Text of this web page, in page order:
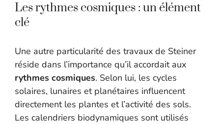
Les rythmes cosmiques : un élément
clé
Une autre particularité des travaux de Steiner
réside dans l’importance qu’il accordait aux
rythmes cosmiques. Selon lui, les cycles
solaires, lunaires et planétaires influencent
directement les plantes et l’activité des sols.
Les calendriers biodynamiques sont utilisés